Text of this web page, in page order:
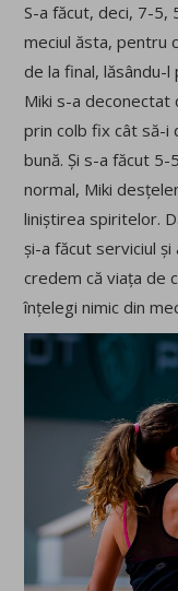
S-a făcut, deci, 7-5,
meciul ăsta, pentru
de la final, lăsându-
Miki s-a deconectat
prin colb fix cât să-i
bună. Și s-a făcut
normal, Miki
liniștirea spiritelor.
și-a făcut serviciul
credem că viața de
înțelegi nimic din